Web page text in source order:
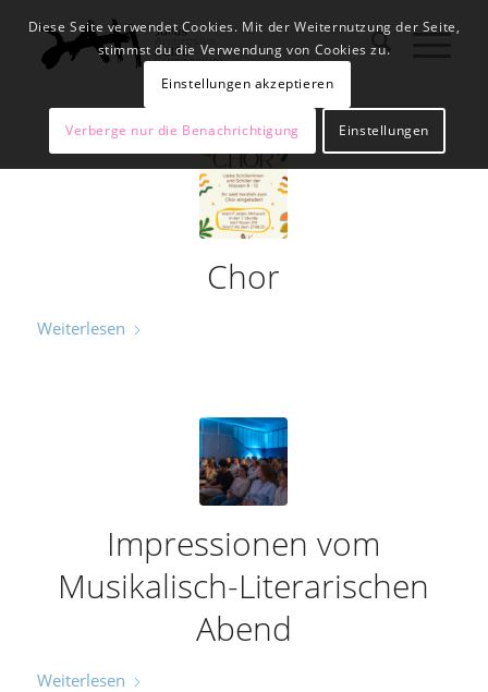
Chor
Weiterlesen
Impressionen vom
Musikalisch-Literarischen
Abend
Weiterlesen
Diese Seite verwendet Cookies. Mit der Weiternutzung der Seite,
stimmst du die Verwendung von Cookies zu.
Einstellungen akzeptieren
Verberge nur die Benachrichtigung Einstellungen